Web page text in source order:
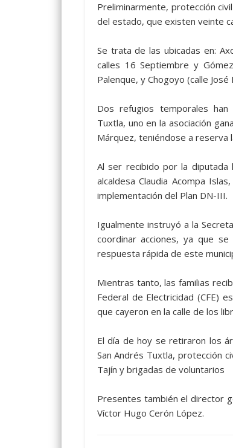
Preliminarmente, protección
del estado, que existen veinte
Se trata de las ubicadas en:
calles 16 Septiembre y
Palenque, y Chogoyo (calle José
Dos refugios temporales
Tuxtla, uno en la asociación
Márquez, teniéndose a reserva
Al ser recibido por la diputada
alcaldesa Claudia Acompa
implementación del Plan DN-III.
Igualmente instruyó a la
coordinar acciones, ya que
respuesta rápida de este
Mientras tanto, las familias
Federal de Electricidad (CFE)
que cayeron en la calle de los
El día de hoy se retiraron los
San Andrés Tuxtla, protección
Tajín y brigadas de voluntarios
Presentes también el director
Víctor Hugo Cerón López.